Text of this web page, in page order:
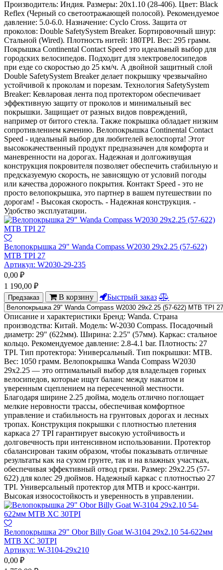
Производитель: Индия. Размеры: 20x1.10 (28-406). Цвет: Black
Reflex (Черный со светоотражающей полосой). Рекомендуемое
давление: 5.0-6.0. Назначение: Cyclo Cross. Защита от
проколов: Double SafetySystem Breaker. Бортировочный шнур:
Стальной (Wired). Плотность нитей: 180TPI. Вес: 295 грамм.
Покрышка Continental Contact Speed это идеальный выбор для
городских велосипедов. Подходит для электровелосипедов
при езде со скоростью до 25 км/ч. А двойной защитный слой
Double SafetySystem Breaker делает покрышку чрезвычайно
устойчивой к проколам и порезам. Технология SafetySystem
Breaker: Кевларовая лента под протектором обеспечивает
эффективную защиту от проколов и минимальный вес
покрышки. Защищает от разных видов повреждений,
например от битого стекла. Также покрышка обладает низким
сопротивлением качению. Велопокрышка Continental Contact
Speed - идеальный выбор для любителей велоспорта! Этот
высококачественный продукт предназначен для комфорта и
маневренности на дорогах. Надежная и долгоживущая
конструкция покровителя позволяет обеспечить стабильную и
предсказуемую скорость, не зависящую от условий погоды
или качества дорожного покрытия. Контакт Speed - это не
просто велопокрышка, это партнер в вашем путешествии по
дорогам! - Высокая скорость. - Надежная конструкция. -
Удобство эксплуатации.
Велопокрышка 29" Wanda Compass W2030 29х2.25 (57-622)
MTB TPI 27
Артикул: W2030-29-235
0,00 ₽
1 190,00 ₽
Предзаказ В корзину Быстрый заказ
Описание и характеристики Бренд: Wanda. Страна
производства: Китай. Модель: W-2030 Compass. Посадочный
диаметр: 29" (622мм). Ширина: 2.25" (57мм). Каркас: стальное
кольцо. Рекомендуемое давление: 2.8-4.1 bar. Плотность: 27
TPI. Тип протектора: Универсальный. Тип покрышки: MTB.
Вес: 1050 грамм. Велопокрышка Wanda Compass W2030
29х2.25 — это оптимальный выбор для владельцев горных
велосипедов, которые ищут баланс между накатом и
уверенным сцеплением на пересеченной местности.
Благодаря ширине 2.25 дюйма, модель отлично поглощает
мелкие неровности трассы, обеспечивая комфортное
управление и стабильность на грунтовых дорогах и лесных
тропах. Конструкция покрышки с плотностью плетения
каркаса 27 TPI гарантирует высокую устойчивость и
долговечность при интенсивном использовании. Протектор
сбалансирован таким образом, чтобы показывать отличные
результаты как на сухом грунте, так и на влажных участках,
обеспечивая эффективный отвод грязи. Размер: 29х2.25 (57-
622) для колес 29 дюймов. Надежный каркас с плотностью 27
TPI. Универсальный протектор для MTB и кросс-кантри.
Высокая износостойкость и уверенность в управлении.
Велопокрышка 29" Obor Billy Goat W-3104 29x2.10 54-622мм
MTB XC 30TPI
Артикул: W-3104-29x210
0,00 ₽